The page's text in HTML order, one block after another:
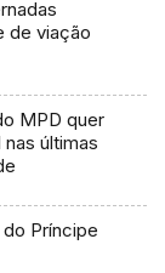
de viação
MPD quer
últimas
Príncipe